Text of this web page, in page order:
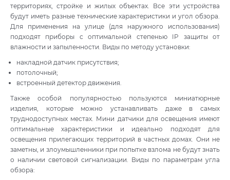
территориях, стройке и жилых объектах. Все эти устройства
будут иметь разные технические характеристики и угол обзора.
Для применения на улице (для наружного использования)
подходят приборы с оптимальной степенью IP защиты от
влажности и запыленности. Виды по методу установки:
накладной датчик присутствия;
потолочный;
встроенный детектор движения.
Также особой популярностью пользуются миниатюрные
изделия, которые можно устанавливать даже в самых
труднодоступных местах. Мини датчики для освещения имеют
оптимальные характеристики и идеально подходят для
освещения прилегающих территорий в частных домах. Они не
заметны, и злоумышленники при попытке взлома не будут знать
о наличии световой сигнализации. Виды по параметрам угла
обзора: